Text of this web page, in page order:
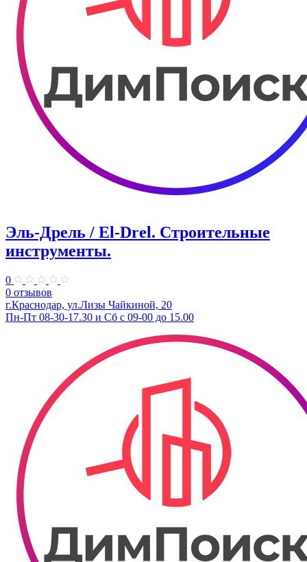
Эль-Дрель / El-Drel. Строительные
инструменты.
0
0 отзывов
г.Краснодар, ул.Лизы Чайкиной, 20
Пн-Пт 08-30-17.30 и Сб с 09-00 до 15.00